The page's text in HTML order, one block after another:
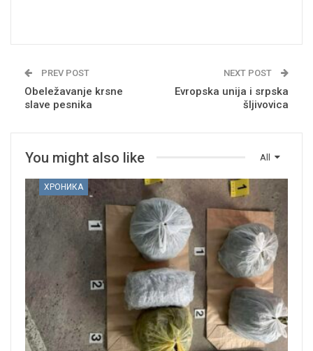
PREV POST
Obeležavanje krsne
slave pesnika
NEXT POST
Evropska unija i srpska
šljivovica
All
You might also like
ХРОНИКА